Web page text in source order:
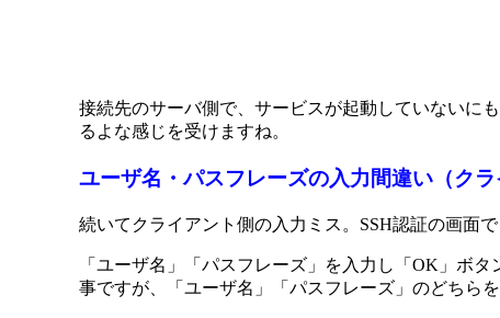
接続先のサーバ側で、サービスが起動していないに
るよな感じを受けますね。
ユーザ名・パスフレーズの入力間違い（クラ
続いてクライアント側の入力ミス。SSH認証の画面
「ユーザ名」「パスフレーズ」を入力し「OK」ボタ
事ですが、「ユーザ名」「パスフレーズ」のどちら